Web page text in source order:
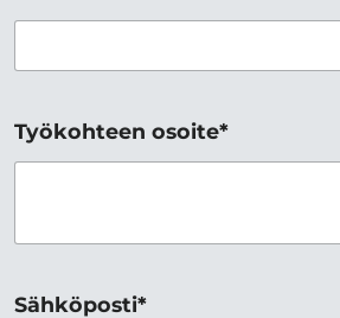
Työkohteen osoite*
Sähköposti*